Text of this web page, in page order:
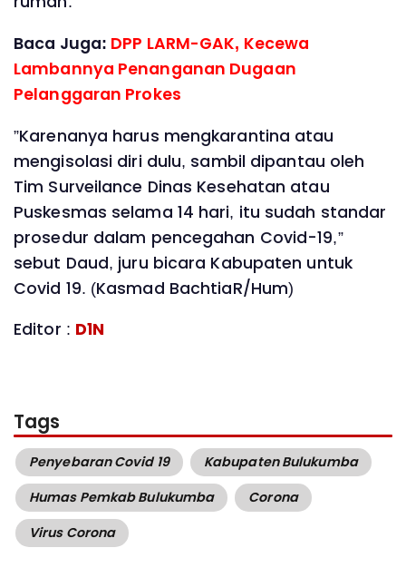
Baca Juga: DPP LARM-GAK, Kecewa
Lambannya Penanganan Dugaan
Pelanggaran Prokes
”Karenanya harus mengkarantina atau
mengisolasi diri dulu, sambil dipantau oleh
Tim Surveilance Dinas Kesehatan atau
Puskesmas selama 14 hari, itu sudah standar
prosedur dalam pencegahan Covid-19,”
sebut Daud, juru bicara Kabupaten untuk
Covid 19. (Kasmad BachtiaR/Hum)
Editor : D1N
Tags
Penyebaran Covid 19
Kabupaten Bulukumba
Humas Pemkab Bulukumba
Corona
Virus Corona